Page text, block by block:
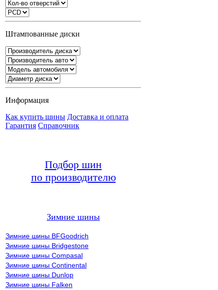
Штампованные диски
Информация
Как купить шины Доставка и оплата
Гарантия Справочник
Подбор шин
по производителю
Зимние шины
Зимние шины BFGoodrich
Зимние шины Bridgestone
Зимние шины Compasal
Зимние шины Continental
Зимние шины Dunlop
Зимние шины Falken